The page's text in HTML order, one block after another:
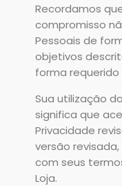
Recordamos
compromisso
Pessoais de
objetivos
forma requerido
Sua utilização
significa que
Privacidade
versão
com seus
Loja.